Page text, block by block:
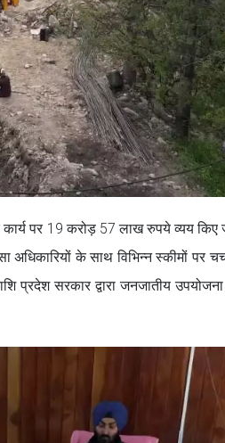
पर 19 करोड़ 57 लाख रुपये व्यय किए
अधिकारियों के साथ विभिन्न स्कीमों पर
प्रदेश सरकार द्वारा जनजातीय